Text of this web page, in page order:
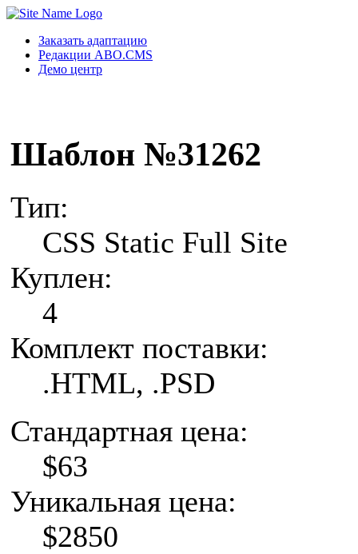
Заказать адаптацию
Редакции ABO.CMS
Демо центр
Шаблон №31262
Тип:
CSS Static Full Site
Куплен:
4
Комплект поставки:
.HTML, .PSD
Стандартная цена:
$63
Уникальная цена:
$2850